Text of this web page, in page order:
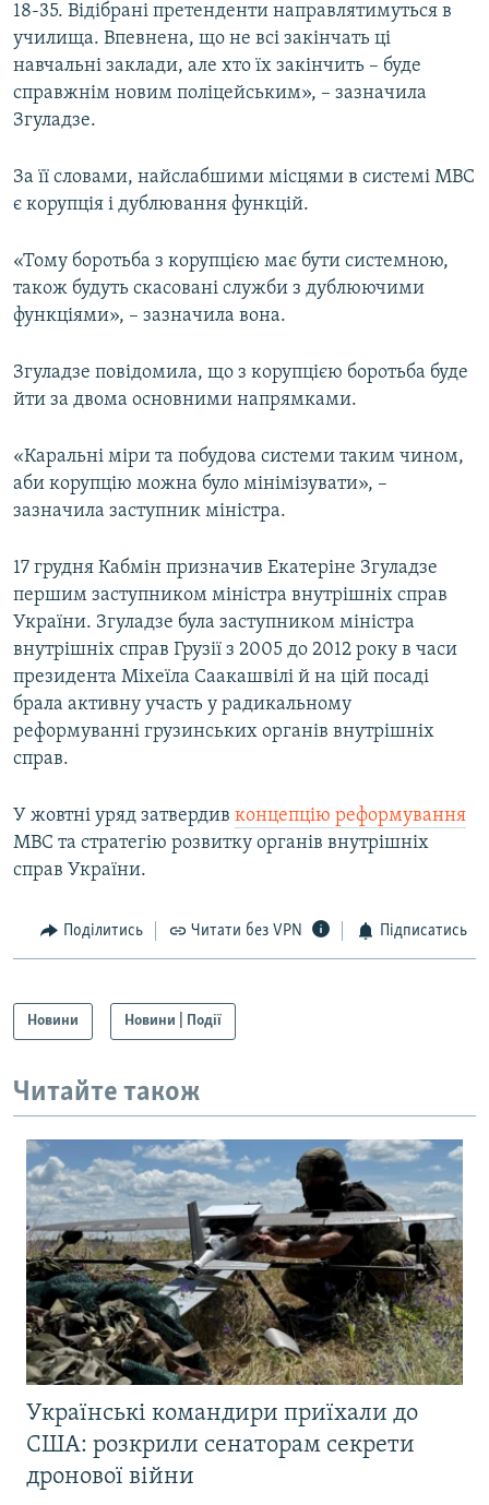
Усі сайти RFE/RL
18-35. Відібрані претенденти направлятимуться в
училища. Впевнена, що не всі закінчать ці
навчальні заклади, але хто їх закінчить – буде
справжнім новим поліцейським», – зазначила
Згуладзе.
За її словами, найслабшими місцями в системі МВС
є корупція і дублювання функцій.
«Тому боротьба з корупцією має бути системною,
також будуть скасовані служби з дублюючими
функціями», – зазначила вона.
Згуладзе повідомила, що з корупцією боротьба буде
йти за двома основними напрямками.
«Каральні міри та побудова системи таким чином,
аби корупцію можна було мінімізувати», –
зазначила заступник міністра.
17 грудня Кабмін призначив Екатеріне Згуладзе
першим заступником міністра внутрішніх справ
України. Згуладзе була заступником міністра
внутрішніх справ Грузії з 2005 до 2012 року в часи
президента Міхеїла Саакашвілі й на цій посаді
брала активну участь у радикальному
реформуванні грузинських органів внутрішніх
справ.
У жовтні уряд затвердив концепцію реформування
МВС та стратегію розвитку органів внутрішніх
справ України.
Поділитись Читати без VPN Підписатись
Новини Новини | Події
Читайте також
Українські командири приїхали до
США: розкрили сенаторам секрети
дронової війни